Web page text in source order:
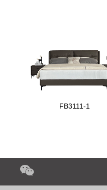
FB3111-1